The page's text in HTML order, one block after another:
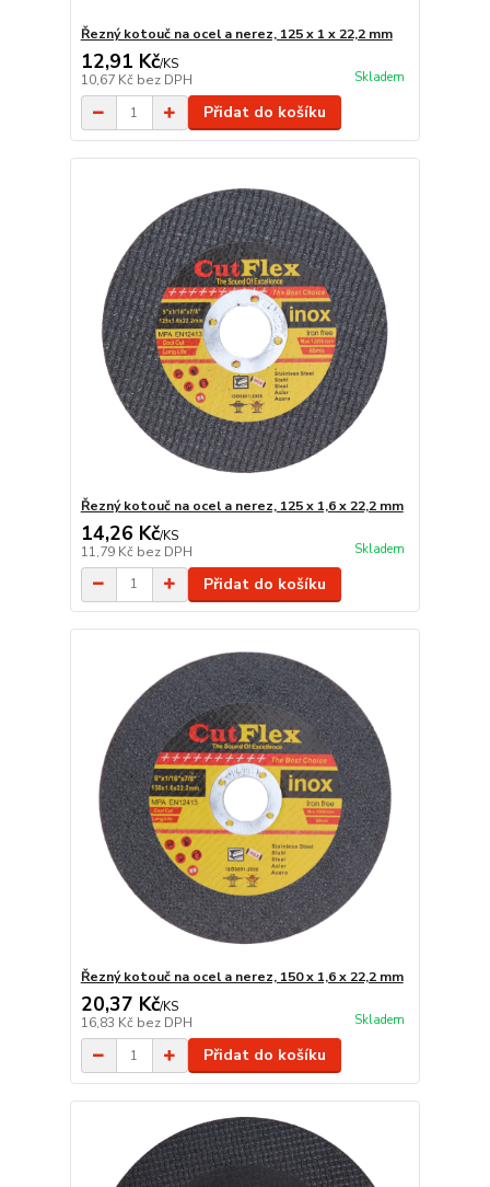
Řezný kotouč na ocel a nerez, 125 x 1 x 22,2 mm
12,91 Kč/KS
10,67 Kč bez DPH Skladem
Přidat do košíku
Řezný kotouč na ocel a nerez, 125 x 1,6 x 22,2 mm
14,26 Kč/KS
11,79 Kč bez DPH Skladem
Přidat do košíku
Řezný kotouč na ocel a nerez, 150 x 1,6 x 22,2 mm
20,37 Kč/KS
16,83 Kč bez DPH Skladem
Přidat do košíku